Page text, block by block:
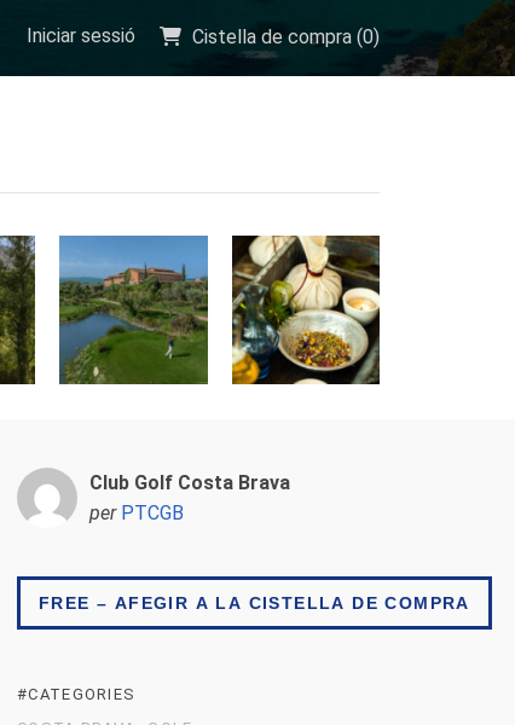
Iniciar sessió Cistella de compra (0)
Club Golf Costa Brava
per PTCGB
FREE – AFEGIR A LA CISTELLA DE COMPRA
#CATEGORIES